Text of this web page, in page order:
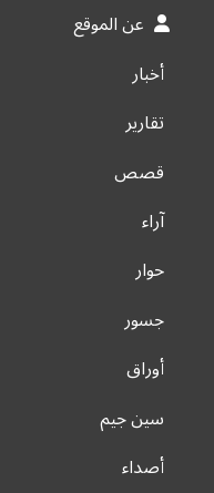
عن الموقع
أخبار
تقارير
قصص
آراء
حوار
جسور
أوراق
سين جيم
أصداء